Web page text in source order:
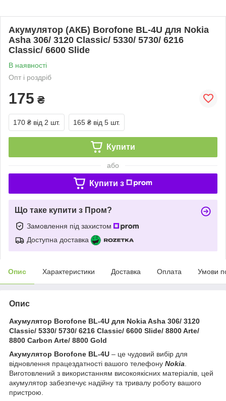
Акумулятор (АКБ) Borofone BL-4U для Nokia
Asha 306/ 3120 Classic/ 5330/ 5730/ 6216
Classic/ 6600 Slide
В наявності
Опт і роздріб
175 ₴
170 ₴ від 2 шт. 165 ₴ від 5 шт.
Купити
або
Купити з
Що таке купити з Пром?
Замовлення під захистом
Доступна доставка
Опис Характеристики Доставка Оплата Умови
Опис
Акумулятор Borofone BL-4U для Nokia Asha 306/ 3120
Classic/ 5330/ 5730/ 6216 Classic/ 6600 Slide/ 8800 Arte/
8800 Carbon Arte/ 8800 Gold
Акумулятор Borofone BL-4U – це чудовий вибір для
відновлення працездатності вашого телефону Nokia
Виготовлений з використанням високоякісних матеріалів, цей
акумулятор забезпечує надійну та тривалу роботу вашого
пристрою.